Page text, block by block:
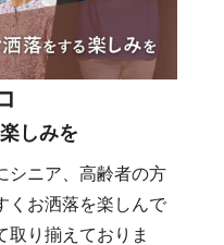
しみを
シニア、高齢者の方
くお洒落を楽しんで
取り揃えておりま